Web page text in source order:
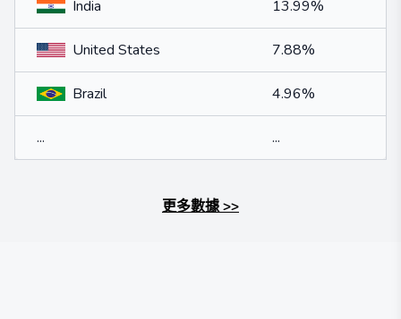
India 13.99%
United States 7.88%
Brazil 4.96%
... ...
更多數據>>